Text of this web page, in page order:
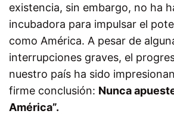
existencia, sin embargo, no ha
incubadora para impulsar el
como América. A pesar de
interrupciones graves, el
nuestro país ha sido
firme conclusión: Nunca
América”.